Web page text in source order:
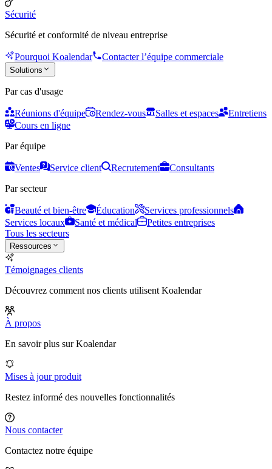
Sécurité
Sécurité et conformité de niveau entreprise
Pourquoi Koalendar Contacter l’équipe commerciale
Solutions
Par cas d'usage
Réunions d'équipe Rendez-vous Salles et espaces
Entretiens
Cours en ligne
Par équipe
Ventes Service client Recrutement
Consultants
Par secteur
Beauté et bien-être Éducation
Services professionnels
Services locaux
Santé et médical
Petites entreprises
Tous les secteurs
Ressources
Témoignages clients
Découvrez comment nos clients utilisent Koalendar
À propos
En savoir plus sur Koalendar
Mises à jour produit
Restez informé des nouvelles fonctionnalités
Nous contacter
Contactez notre équipe